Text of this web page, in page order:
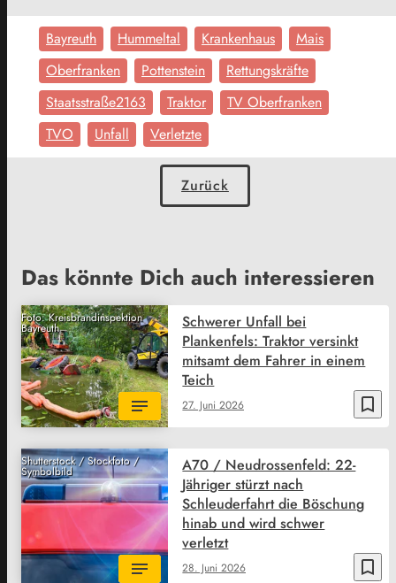
Bayreuth Hummeltal Krankenhaus
Mais
Oberfranken
Pottenstein
Rettungskräfte
Staatsstraße2163
Traktor
TV Oberfranken
TVO
Unfall Verletzte
Zurück
Das könnte Dich auch interessieren
Foto: Kreisbrandinspektion
Bayreuth
bookmark_border
27. Juni 2026
Schwerer Unfall bei
Plankenfels: Traktor versinkt
mitsamt dem Fahrer in einem
Teich
Shutterstock / Stockfoto /
Symbolbild
bookmark_border
28. Juni 2026
A70 / Neudrossenfeld: 22-
Jähriger stürzt nach
Schleuderfahrt die Böschung
hinab und wird schwer
verletzt